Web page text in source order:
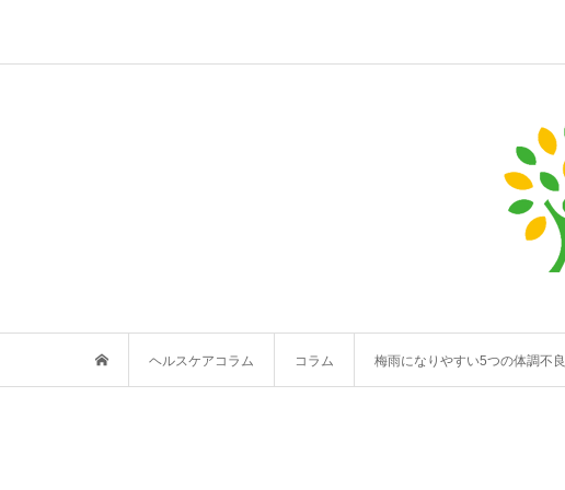
ヘルスケアコラム コラム 梅雨になりやすい5つの体調不良